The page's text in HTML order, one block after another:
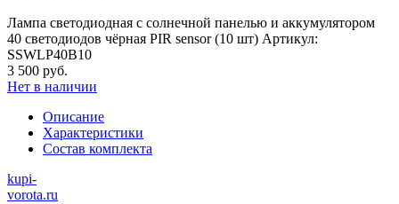
Лампа светодиодная с солнечной панелью и аккумулятором
40 светодиодов чёрная PIR sensor (10 шт) Артикул:
SSWLP40B10
3 500 руб.
Нет в наличии
Описание
Характеристики
Состав комплекта
kupi-
vorota.ru